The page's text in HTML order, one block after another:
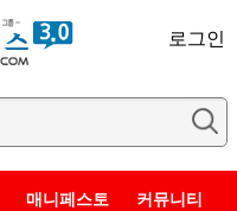
로그인
매니페스토 커뮤니티